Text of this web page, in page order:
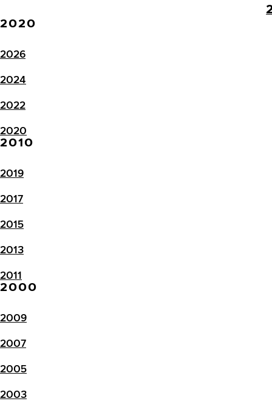
2020
2026
2024
2022
2020
2010
2019
2017
2015
2013
2011
2000
2009
2007
2005
2003